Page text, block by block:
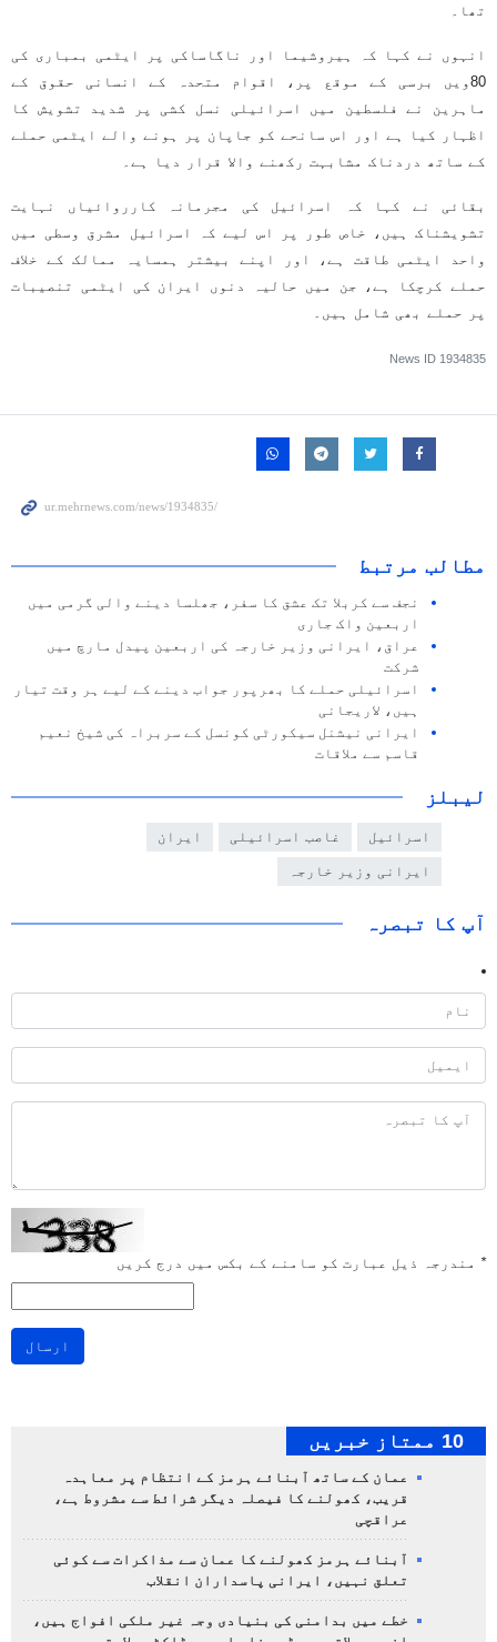
تھا۔
انہوں نے کہا کہ ہیروشیما اور ناگاساکی پر ایٹمی بمباری کی
80ویں برسی کے موقع پر، اقوام متحدہ کے انسانی حقوق کے
ماہرین نے فلسطین میں اسرائیلی نسل کشی پر شدید تشویش کا
اظہار کیا ہے اور اس سانحے کو جاپان پر ہونے والے ایٹمی حملے
کے ساتھ دردناک مشابہت رکھنے والا قرار دیا ہے۔
بقائی نے کہا کہ اسرائیل کی مجرمانہ کارروائیاں نہایت
تشویشناک ہیں، خاص طور پر اس لیے کہ اسرائیل مشرق وسطی میں
واحد ایٹمی طاقت ہے، اور اپنے بیشتر ہمسایہ ممالک کے خلاف
حملے کرچکا ہے، جن میں حالیہ دنوں ایران کی ایٹمی تنصیبات
پر حملے بھی شامل ہیں۔
News ID 1934835
مطالب مرتبط
نجف سے کربلا تک عشق کا سفر، جھلسا دینے والی گرمی میں
اربعین واک جاری
عراق، ایرانی وزیر خارجہ کی اربعین پیدل مارچ میں
شرکت
اسرائیلی حملے کا بھرپور جواب دینے کے لیے ہر وقت تیار
ہیں، لاریجانی
ایرانی نیشنل سیکورٹی کونسل کے سربراہ کی شیخ نعیم
قاسم سے ملاقات
لیبلز
اسرائیل غاصب اسرائیلی ایران
ایرانی وزیر خارجہ
آپ کا تبصرہ
* مندرجہ ذیل عبارت کو سامنے کے بکس میں درج کریں
ارسال
10 ممتاز خبریں
عمان کے ساتھ آبنائے ہرمز کے انتظام پر معاہدہ
قریب، کھولنے کا فیصلہ دیگر شرائط سے مشروط ہے،
عراقچی
آبنائے ہرمز کھولنے کا عمان سے مذاکرات سے کوئی
تعلق نہیں، ایرانی پاسداران انقلاب
خطے میں بدامنی کی بنیادی وجہ غیر ملکی افواج ہیں،